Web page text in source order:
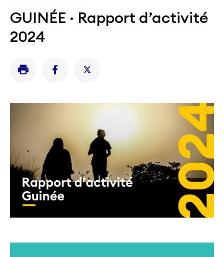
GUINÉE · Rapport d’activité
2024